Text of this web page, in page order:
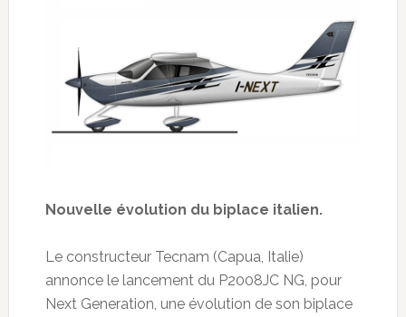
Nouvelle évolution du biplace italien.
Le constructeur Tecnam (Capua, Italie)
annonce le lancement du P2008JC NG, pour
Next Generation, une évolution de son biplace